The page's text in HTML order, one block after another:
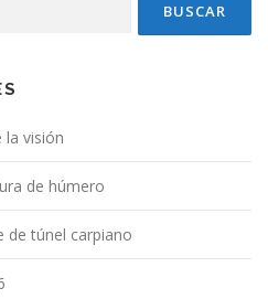
la visión
de húmero
de túnel carpiano